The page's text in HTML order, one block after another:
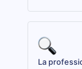
La